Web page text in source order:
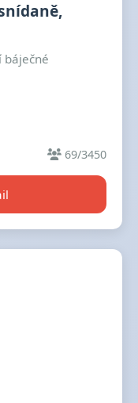
báječné
69/3450